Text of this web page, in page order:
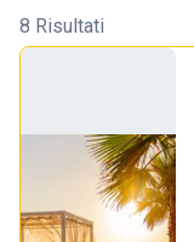
8 Risultati